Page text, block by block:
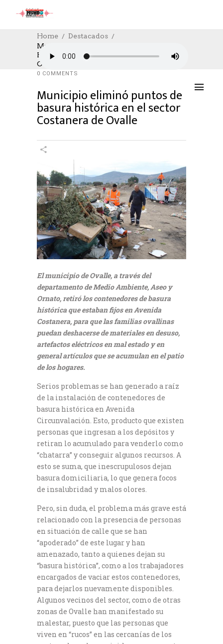
Home
Destacados
Municipio Eliminó Puntos De Basura
Histórica En El Sector Costanera De
Ovalle
DESTACADOS SOCIAL,SOCIAL
21/07/2023
AUTHOR: HECTOR
0 COMMENTS
Municipio eliminó puntos de
basura histórica en el sector
Costanera de Ovalle
El municipio de Ovalle, a través del
departamento de Medio Ambiente, Aseo y
Ornato, retiró los contenedores de basura
histórica que estaban fijos en Avenida
Costanera, para que las familias ovallinas
puedan deshacerse de materiales en desuso,
artefactos eléctricos en mal estado y en
general artículos que se acumulan en el patio
de los hogares.
Serios problemas se han generado a raíz
de la instalación de contenedores de
basura histórica en Avenida
Circunvalación. Esto, producto que existen
personas que ingresan a los depósitos y
retiran lo acumulado para venderlo como
“chatarra” y conseguir algunos recursos. A
esto se suma, que inescrupulosos dejan
basura domiciliaria, lo que genera focos
de insalubridad y malos olores.
Pero, sin duda, el problema más grave está
relacionado con la presencia de personas
en situación de calle que se han
“apoderado” de este lugar y han
amenazado, tanto a quienes dejan su
“basura histórica”, como a los trabajadores
encargados de vaciar estos contenedores,
para dejarlos nuevamente disponibles.
Algunos vecinos del sector, como de otras
zonas de Ovalle han manifestado su
malestar, puesto que las personas que
viven en “rucos” en las cercanías de los